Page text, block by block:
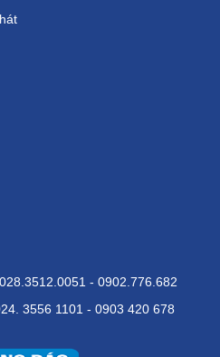
- 0902.776.682
3556 1101 - 0903 420 678